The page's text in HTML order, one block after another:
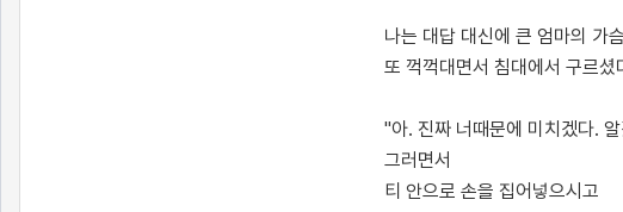
나는 대답 대신에 큰 엄마의 가
또 꺽꺽대면서 침대에서 구르셨
"아. 진짜 너때문에 미치겠다.
그러면서
티 안으로 손을 집어넣으시고